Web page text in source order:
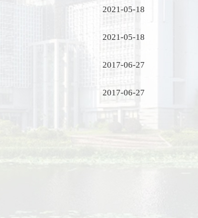
2021-05-18
2021-05-18
2017-06-27
2017-06-27